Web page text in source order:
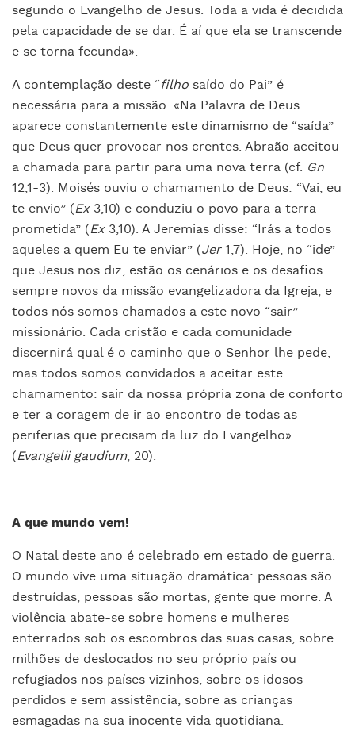
segundo o Evangelho de Jesus. Toda a vida é decidida
pela capacidade de se dar. É aí que ela se transcende
e se torna fecunda».
A contemplação deste “filho saído do Pai” é
necessária para a missão. «Na Palavra de Deus
aparece constantemente este dinamismo de “saída”
que Deus quer provocar nos crentes. Abraão aceitou
a chamada para partir para uma nova terra (cf. Gn
12,1-3). Moisés ouviu o chamamento de Deus: “Vai, eu
te envio” (Ex3,10) e conduziu o povo para a terra
prometida” (Ex3,10). A Jeremias disse: “Irás a todos
aqueles a quem Eu te enviar” (Jer1,7). Hoje, no “ide”
que Jesus nos diz, estão os cenários e os desafios
sempre novos da missão evangelizadora da Igreja, e
todos nós somos chamados a este novo “sair”
missionário. Cada cristão e cada comunidade
discernirá qual é o caminho que o Senhor lhe pede,
mas todos somos convidados a aceitar este
chamamento: sair da nossa própria zona de conforto
e ter a coragem de ir ao encontro de todas as
periferias que precisam da luz do Evangelho»
(Evangelii gaudium, 20).
A que mundo vem!
O Natal deste ano é celebrado em estado de guerra.
O mundo vive uma situação dramática: pessoas são
destruídas, pessoas são mortas, gente que morre. A
violência abate-se sobre homens e mulheres
enterrados sob os escombros das suas casas, sobre
milhões de deslocados no seu próprio país ou
refugiados nos países vizinhos, sobre os idosos
perdidos e sem assistência, sobre as crianças
esmagadas na sua inocente vida quotidiana.